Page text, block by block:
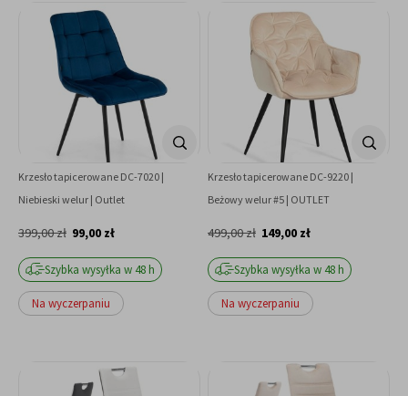
Krzesło tapicerowane DC-7020 |
Niebieski welur | Outlet
99,00 zł
399,00 zł
Szybka wysyłka w 48 h
Na wyczerpaniu
Krzesło tapicerowane DC-9220 |
Beżowy welur #5 | OUTLET
149,00 zł
499,00 zł
Szybka wysyłka w 48 h
Na wyczerpaniu